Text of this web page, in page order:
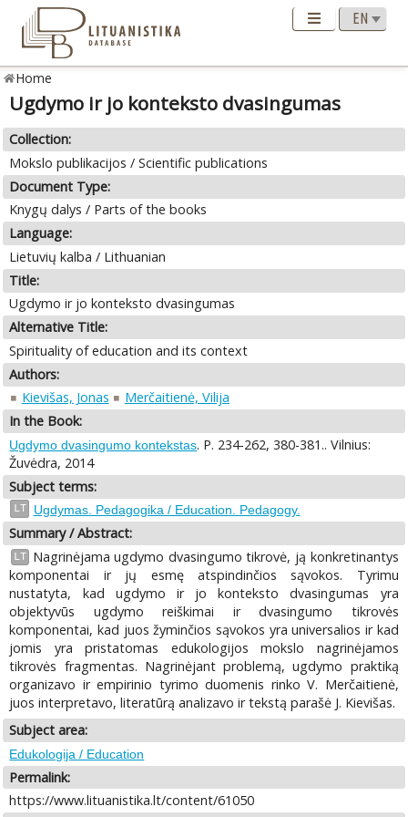
Home
Ugdymo ir jo konteksto dvasingumas
Collection:
Mokslo publikacijos / Scientific publications
Document Type:
Knygų dalys / Parts of the books
Language:
Lietuvių kalba / Lithuanian
Title:
Ugdymo ir jo konteksto dvasingumas
Alternative Title:
Spirituality of education and its context
Authors:
Kievišas, Jonas
Merčaitienė, Vilija
In the Book:
Ugdymo dvasingumo kontekstas. P. 234-262, 380-381.. Vilnius:
Žuvėdra, 2014
Subject terms:
LT Ugdymas. Pedagogika / Education. Pedagogy.
Summary / Abstract:
LT
Nagrinėjama ugdymo dvasingumo tikrovė, ją konkretinantys
komponentai ir jų esmę atspindinčios sąvokos. Tyrimu
nustatyta, kad ugdymo ir jo konteksto dvasingumas yra
objektyvūs ugdymo reiškimai ir dvasingumo tikrovės
komponentai, kad juos žyminčios sąvokos yra universalios ir kad
jomis yra pristatomas edukologijos mokslo nagrinėjamos
tikrovės fragmentas. Nagrinėjant problemą, ugdymo praktiką
organizavo ir empirinio tyrimo duomenis rinko V. Merčaitienė,
juos interpretavo, literatūrą analizavo ir tekstą parašė J. Kievišas.
Subject area:
Edukologija / Education
Permalink:
https://www.lituanistika.lt/content/61050